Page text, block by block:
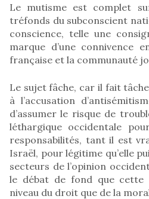
Le mutisme est complet
tréfonds du subconscient
conscience, telle une
marque d’une connivence
française et la communauté
Le sujet fâche, car il fait
à l’accusation
d’assumer le risque de
léthargique occidentale
responsabilités, tant il est
Israël, pour légitime qu’elle
secteurs de l’opinion
le débat de fond que cette
niveau du droit que de la